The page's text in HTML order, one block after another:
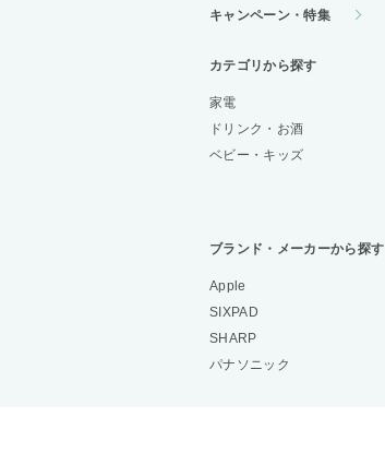
キャンペーン・特集
カテゴリから探す
家電
ドリンク・お酒
ベビー・キッズ
ブランド・メーカーから探す
Apple
SIXPAD
SHARP
パナソニック